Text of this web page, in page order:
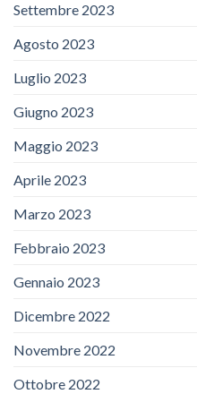
Settembre 2023
Agosto 2023
Luglio 2023
Giugno 2023
Maggio 2023
Aprile 2023
Marzo 2023
Febbraio 2023
Gennaio 2023
Dicembre 2022
Novembre 2022
Ottobre 2022